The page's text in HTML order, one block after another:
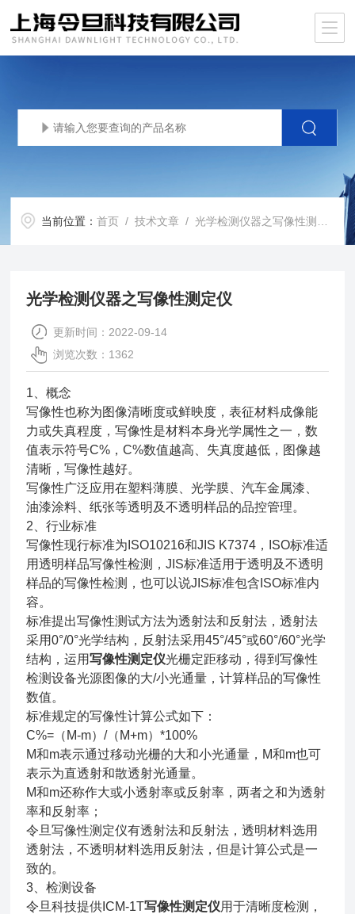
当前位置：首页 /技术文章 / 光学检测仪器之写像性测定仪
光学检测仪器之写像性测定仪
更新时间：2022-09-14
浏览次数：1362
1、概念
写像性也称为图像清晰度或鲜映度，表征材料成像能
力或失真程度，写像性是材料本身光学属性之一，数
值表示符号C%，C%数值越高、失真度越低，图像越
清晰，写像性越好。
写像性广泛应用在塑料薄膜、光学膜、汽车金属漆、
油漆涂料、纸张等透明及不透明样品的品控管理。
2、行业标准
写像性现行标准为ISO10216和JIS K7374，ISO标准适
用透明样品写像性检测，JIS标准适用于透明及不透明
样品的写像性检测，也可以说JIS标准包含ISO标准内
容。
标准提出写像性测试方法为透射法和反射法，透射法
采用0°/0°光学结构，反射法采用45°/45°或60°/60°光学
结构，运用写像性测定仪光栅定距移动，得到写像性
检测设备光源图像的大/小光通量，计算样品的写像性
数值。
标准规定的写像性计算公式如下：
C%=（M-m）/（M+m）*100%
M和m表示通过移动光栅的大和小光通量，M和m也可
表示为直透射和散透射光通量。
M和m还称作大或小透射率或反射率，两者之和为透射
率和反射率；
令旦写像性测定仪有透射法和反射法，透明材料选用
透射法，不透明材料选用反射法，但是计算公式是一
致的。
3、检测设备
令旦科技提供ICM-1T写像性测定仪用于清晰度检测，